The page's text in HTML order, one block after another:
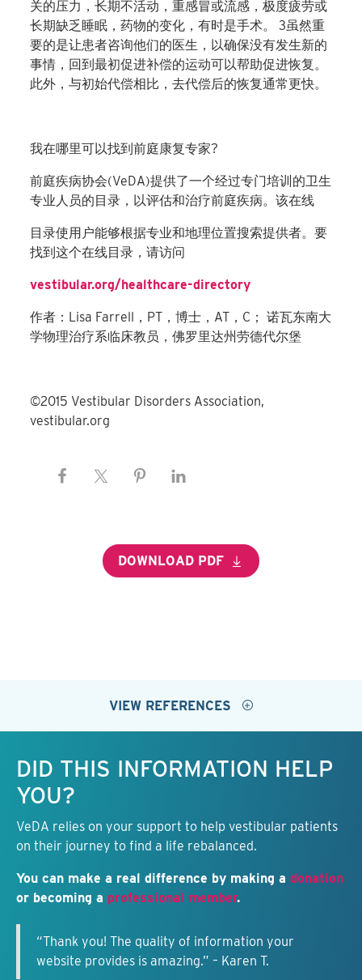
关的压力，长期不活动，重感冒或流感，极度疲劳或
长期缺乏睡眠，药物的变化，有时是手术。 3虽然重
要的是让患者咨询他们的医生，以确保没有发生新的
事情，回到最初促进补偿的运动可以帮助促进恢复。
此外，与初始代偿相比，去代偿后的恢复通常更快。
我在哪里可以找到前庭康复专家?
前庭疾病协会(VeDA)提供了一个经过专门培训的卫生
专业人员的目录，以评估和治疗前庭疾病。该在线
目录使用户能够根据专业和地理位置搜索提供者。要
找到这个在线目录，请访问
vestibular.org/healthcare-directory
作者：Lisa Farrell，PT，博士，AT，C； 诺瓦东南大
学物理治疗系临床教员，佛罗里达州劳德代尔堡
©2015 Vestibular Disorders Association,
vestibular.org
DOWNLOAD PDF
VIEW REFERENCES
DID THIS INFORMATION HELP
YOU?
VeDA relies on your support to help vestibular patients
on their journey to find a life rebalanced.
You can make a real difference by making a donation
or becoming a professional member.
“Thank you! The quality of information your
website provides is amazing.” – Karen T.